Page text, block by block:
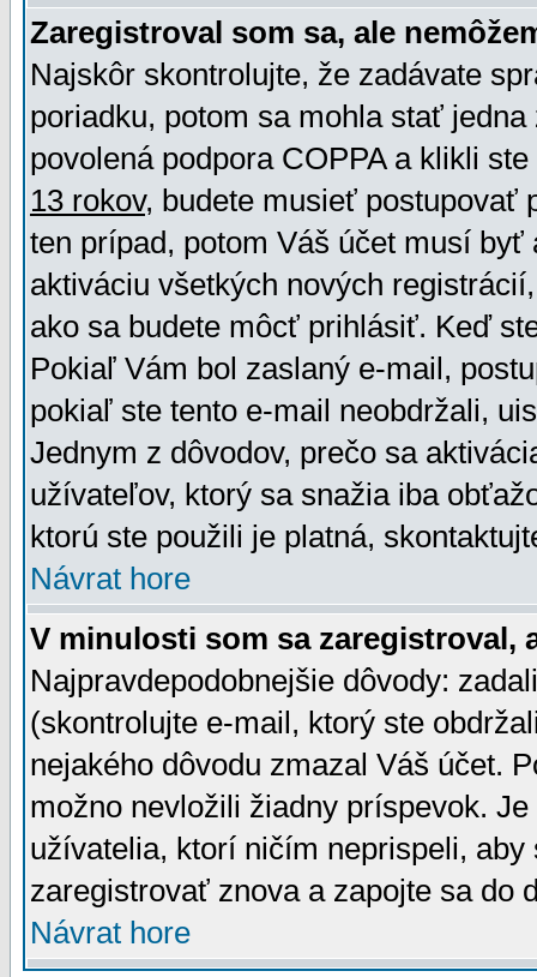
Zaregistroval som sa, ale
Najskôr skontrolujte, že zadávate
poriadku, potom sa mohla stať
povolená podpora COPPA a klikli
13 rokov, budete musieť postupovať
ten prípad, potom Váš účet musí
aktiváciu všetkých nových
ako sa budete môcť prihlásiť. Keď
Pokiaľ Vám bol zaslaný e-mail,
pokiaľ ste tento e-mail neobdržali,
Jednym z dôvodov, prečo sa
užívateľov, ktorý sa snažia iba
ktorú ste použili je platná,
Návrat hore
V minulosti som sa zaregistroval,
Najpravdepodobnejšie dôvody:
(skontrolujte e-mail, ktorý ste
nejakého dôvodu zmazal Váš účet.
možno nevložili žiadny príspevok.
užívatelia, ktorí ničím neprispeli,
zaregistrovať znova a zapojte sa do
Návrat hore